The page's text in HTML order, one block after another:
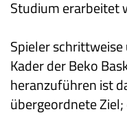
Studium erarbeitet
Spieler
Kader der Beko
heranzuführen ist
übergeordnete